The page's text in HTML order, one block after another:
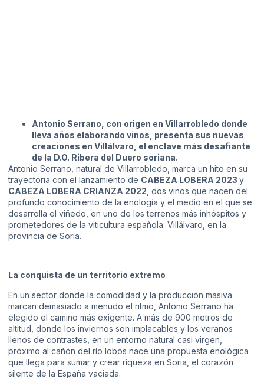
Antonio Serrano, con origen en Villarrobledo donde
lleva años elaborando vinos, presenta sus nuevas
creaciones en Villálvaro, el enclave más desafiante
de la D.O. Ribera del Duero soriana.
Antonio Serrano, natural de Villarrobledo, marca un hito en su
trayectoria con el lanzamiento de CABEZA LOBERA 2023 y
CABEZA LOBERA CRIANZA 2022 , dos vinos que nacen del
profundo conocimiento de la enología y el medio en el que se
desarrolla el viñedo, en uno de los terrenos más inhóspitos y
prometedores de la viticultura española: Villálvaro, en la
provincia de Soria.
La conquista de un territorio extremo
En un sector donde la comodidad y la producción masiva
marcan demasiado a menudo el ritmo, Antonio Serrano ha
elegido el camino más exigente. A más de 900 metros de
altitud, donde los inviernos son implacables y los veranos
llenos de contrastes, en un entorno natural casi virgen,
próximo al cañón del río lobos nace una propuesta enológica
que llega para sumar y crear riqueza en Soria, el corazón
silente de la España vaciada.